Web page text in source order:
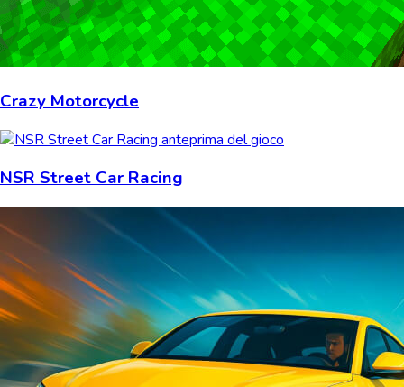
Crazy Motorcycle
NSR Street Car Racing